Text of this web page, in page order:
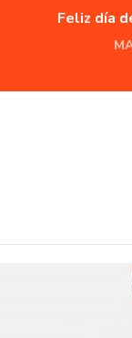
Feliz día